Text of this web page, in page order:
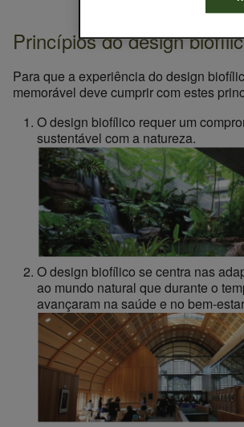
Princípios do design
Para que a experiência do design
memorável deve cumprir com estes
O design biofílico requer um
sustentável com a natureza.
O design biofílico se centra nas
ao mundo natural que durante o
avançaram na saúde e no bem-